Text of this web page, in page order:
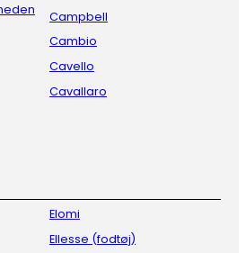
Campbell
Cambio
Cavello
Cavallaro
Elomi
Ellesse (fodtøj)